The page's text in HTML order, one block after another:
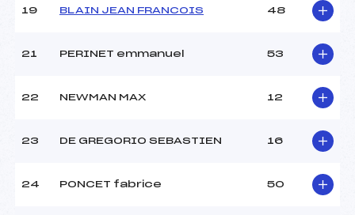
19 BLAIN JEAN FRANCOIS 48
21 PERINET emmanuel 53
22 NEWMAN MAX 12
23 DE GREGORIO SEBASTIEN 16
24 PONCET fabrice 50